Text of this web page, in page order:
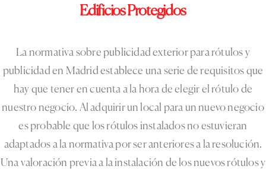
EdificiosProtegidos
La normativa sobre publicidad exterior para rótulos y
publicidad en Madrid establece una serie de requisitos que
hay que tener en cuenta a la hora de elegir el rótulo de
nuestro negocio. Al adquirir un local para un nuevo negocio
es probable que los rótulos instalados no estuvieran
adaptados a la normativa por ser anteriores a la resolución.
Una valoración previa a la instalación de los nuevos rótulos y